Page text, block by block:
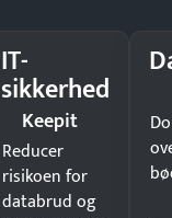
IT-
sikkerhed
Keepit
Reducer
risikoen for
databrud og